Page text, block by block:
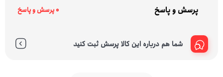
پرسش و پاسخ 0 پرسش و پاسخ
شما هم درباره این کالا پرسش ثبت کنید